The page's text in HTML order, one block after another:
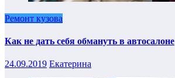
Ремонт кузова
Как не дать себя обмануть в автосалоне
24.09.2019 Екатерина